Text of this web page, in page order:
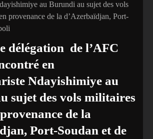
au Burundi au sujet des vols
provenance de la d’Azerbaïdjan, Port-
délégation de l’AFC
en
Ndayishimiye au
sujet des vols militaires
de la
Port-Soudan et de